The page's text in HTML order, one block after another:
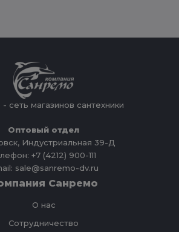
сеть магазинов сантехники
Оптовый отдел
Индустриальная 39-Д
+7 (4212) 900-111
sale@sanremo-dv.ru
Санремо
О нас
Сотрудничество